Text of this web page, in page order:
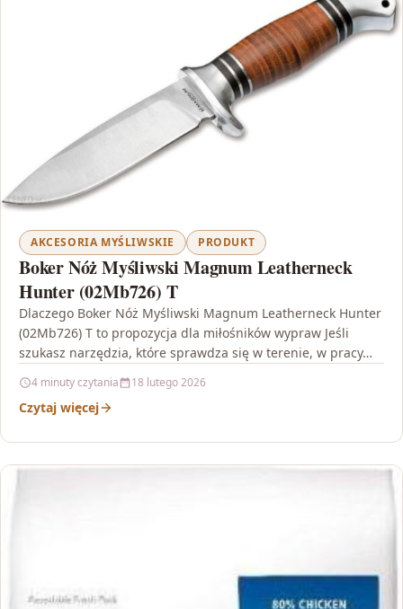
AKCESORIA MYŚLIWSKIE PRODUKT
Boker Nóż Myśliwski Magnum Leatherneck
Hunter (02Mb726) T
Dlaczego Boker Nóż Myśliwski Magnum Leatherneck Hunter
(02Mb726) T to propozycja dla miłośników wypraw Jeśli
szukasz narzędzia, które sprawdza się w terenie, w pracy…
4 minuty czytania 18 lutego 2026
Czytaj więcej